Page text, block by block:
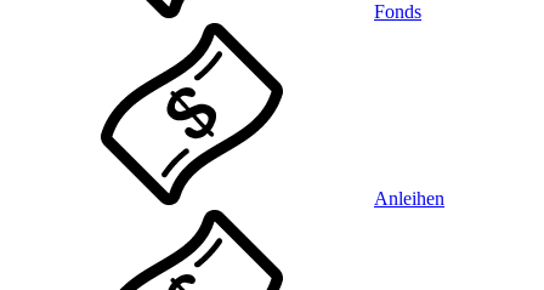
Fonds
Anleihen